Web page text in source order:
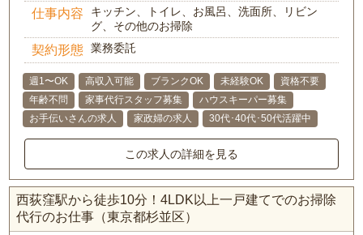
仕事内容
キッチン、トイレ、お風呂、洗面所、リビン
グ、その他のお掃除
契約形態 業務委託
週1〜OK 高収入可能 ブランクOK 未経験OK
資格不要
年齢不問
家事代行スタッフ募集
ハウスキーパー募集
お手伝いさんの求人
家政婦の求人 30代･40代･50代活躍中
この求人の詳細を見る
西荻窪駅から徒歩10分！4LDK以上一戸建てでのお掃除
代行のお仕事（東京都杉並区）